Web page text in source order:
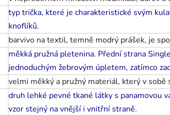
typ trička, které je charakteristické svým
knoflíků.
barvivo na textil, temně modrý prášek, je
měkká pružná pletenina. Přední strana
jednoduchým žebrovým úpletem, zatímco
velmi měkký a pružný materiál, který v
druh lehké pevné tkané látky s panamovou
vzor stejný na vnější i vnitřní straně.